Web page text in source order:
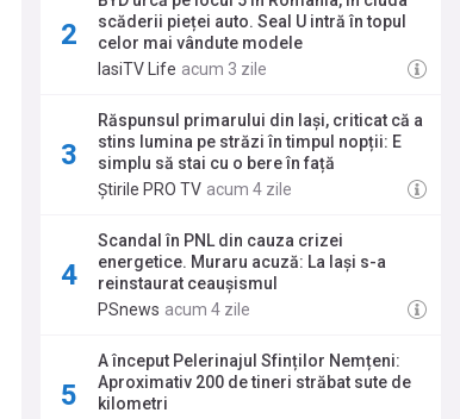
scăderii pieței auto. Seal U intră în topul
celor mai vândute modele
IasiTV Life acum 3 zile
Răspunsul primarului din Iași, criticat că a
stins lumina pe străzi în timpul nopții: E
simplu să stai cu o bere în față
Știrile PRO TV acum 4 zile
Scandal în PNL din cauza crizei
energetice. Muraru acuză: La Iași s-a
reinstaurat ceaușismul
PSnews acum 4 zile
A început Pelerinajul Sfinților Nemțeni:
Aproximativ 200 de tineri străbat sute de
kilometri